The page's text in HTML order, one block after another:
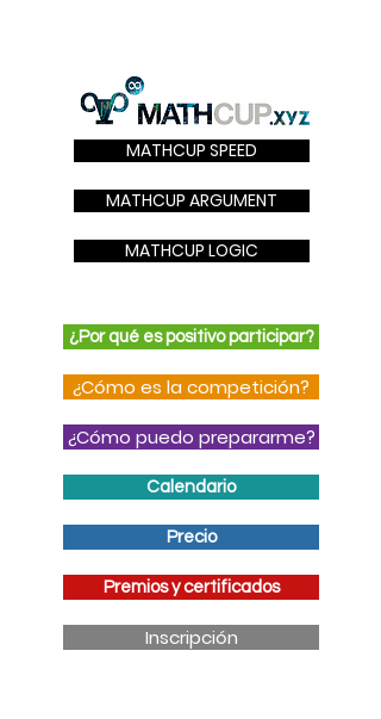
MATHCUP SPEED
MATHCUP ARGUMENT
MATHCUP LOGIC
¿Por qué es positivo participar?
¿Cómo es la competición?
¿Cómo puedo prepararme?
Calendario
Precio
Premios y certificados
Inscripción